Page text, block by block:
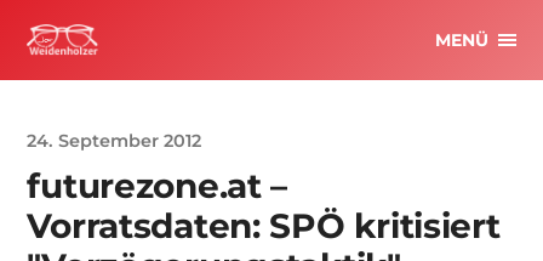
MENÜ
24. September 2012
futurezone.at –
Vorratsdaten: SPÖ kritisiert